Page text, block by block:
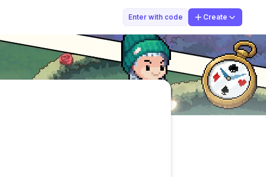
Enter with code Create
Rochma Danik